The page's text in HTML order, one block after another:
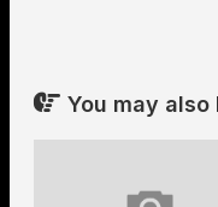
You may also